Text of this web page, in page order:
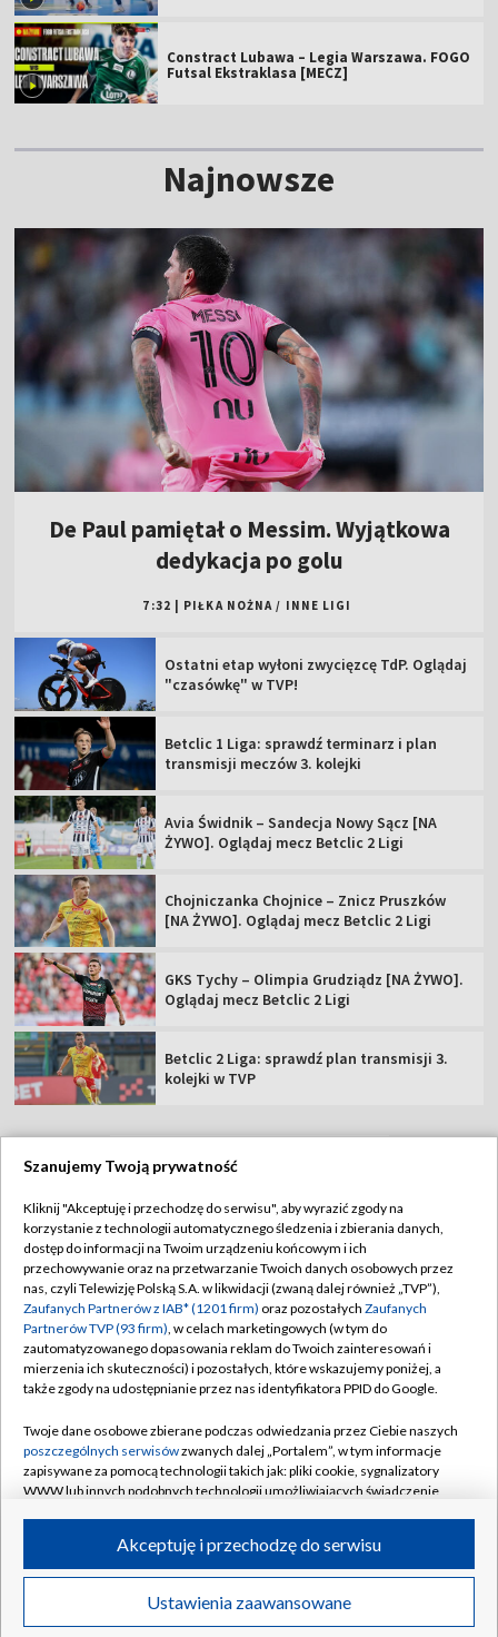
Transmisje Wideo
Constract Lubawa – Legia Warszawa. FOGO
Futsal Ekstraklasa [MECZ]
Najnowsze
De Paul pamiętał o Messim. Wyjątkowa
dedykacja po golu
7:32 PIŁKA NOŻNA / INNE LIGI
Ostatni etap wyłoni zwycięzcę TdP. Oglądaj
"czasówkę" w TVP!
Betclic 1 Liga: sprawdź terminarz i plan
transmisji meczów 3. kolejki
Avia Świdnik – Sandecja Nowy Sącz [NA
ŻYWO]. Oglądaj mecz Betclic 2 Ligi
Chojniczanka Chojnice – Znicz Pruszków
[NA ŻYWO]. Oglądaj mecz Betclic 2 Ligi
GKS Tychy – Olimpia Grudziądz [NA ŻYWO].
Oglądaj mecz Betclic 2 Ligi
Betclic 2 Liga: sprawdź plan transmisji 3.
kolejki w TVP
Abonament TVP
Sklep TVP
Biuro Reklamy
Oferta Handlowa
Telegazeta ogłoszenia
Rada Programowa
Ogłoszenia przetargowe
Akademia Telewizyjna
Informacje o nadawcy
System NOS
Regulamin TVP
Polityka prywatności
Moje zgody
Biuro reklamy
Kontakt
Kanały
©2026 Telewizja Polska Spółka Akcyjna w likwidacji
Szanujemy Twoją prywatność
Kliknij "Akceptuję i przechodzę do serwisu", aby wyrazić zgody na
korzystanie z technologii automatycznego śledzenia i zbierania danych,
dostęp do informacji na Twoim urządzeniu końcowym i ich
przechowywanie oraz na przetwarzanie Twoich danych osobowych przez
nas, czyli Telewizję Polską S.A. w likwidacji (zwaną dalej również „TVP”),
Zaufanych Partnerów z IAB* (1201 firm) oraz pozostałych Zaufanych
Partnerów TVP (93 firm), w celach marketingowych (w tym do
zautomatyzowanego dopasowania reklam do Twoich zainteresowań i
mierzenia ich skuteczności) i pozostałych, które wskazujemy poniżej, a
także zgody na udostępnianie przez nas identyfikatora PPID do Google.
Twoje dane osobowe zbierane podczas odwiedzania przez Ciebie naszych
poszczególnych serwisówzwanych dalej „Portalem”, w tym informacje
zapisywane za pomocą technologii takich jak: pliki cookie, sygnalizatory
WWW lub innych podobnych technologii umożliwiających świadczenie
ruchu w Internecie.
Twoje dane osobowe zbierane podczas odwiedzania przez Ciebie
poszczególnych serwisówna Portalu, takie jak adresy IP, identyfikatory
Ustawienia zaawansowane
Akceptuję i przechodzę do serwisu